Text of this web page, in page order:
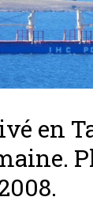
en